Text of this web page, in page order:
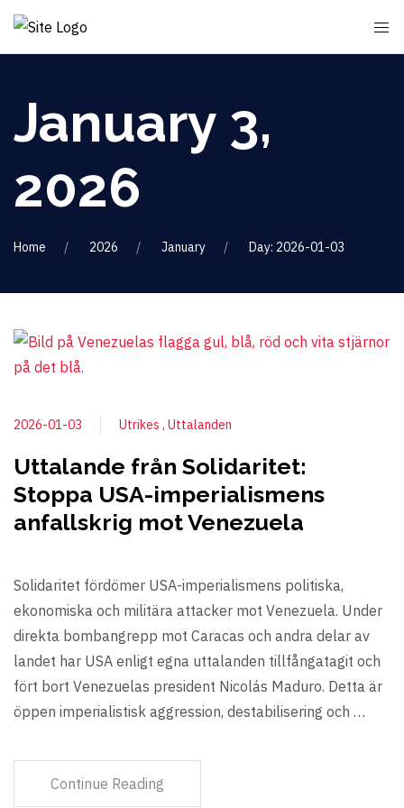
January 3,
2026
Home 2026 January Day: 2026-01-03
2026-01-03 Utrikes Uttalanden
Uttalande från Solidaritet:
Stoppa USA-imperialismens
anfallskrig mot Venezuela
Solidaritet fördömer USA-imperialismens politiska,
ekonomiska och militära attacker mot Venezuela. Under
direkta bombangrepp mot Caracas och andra delar av
landet har USA enligt egna uttalanden tillfångatagit och
fört bort Venezuelas president Nicolás Maduro. Detta är
öppen imperialistisk aggression, destabilisering och …
Continue Reading